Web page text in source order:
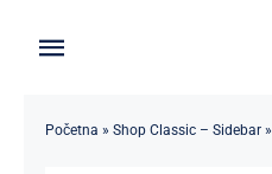
Toggle
Home
Početna » Shop Classic – Sidebar»